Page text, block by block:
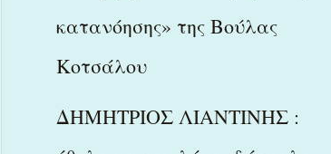
κατανόησης» της Βούλας
Κοτσάλου
ΔΗΜΗΤΡΙΟΣ ΛΙΑΝΤΙΝΗΣ :